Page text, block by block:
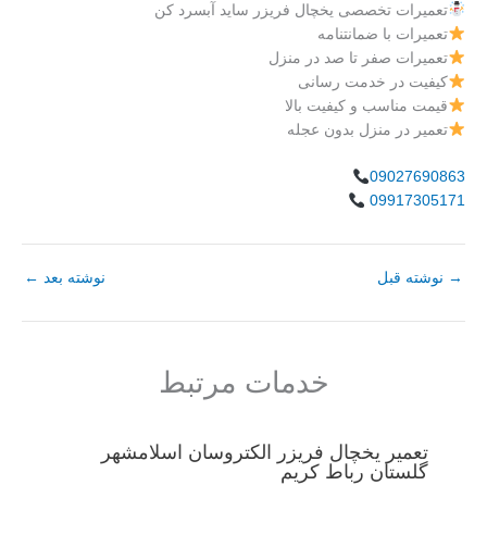
تعمیرات تخصصی یخچال فریزر ساید آبسرد کن
تعمیرات با ضمانتنامه
تعمیرات صفر تا صد در منزل
کیفیت در خدمت رسانی
قیمت مناسب و کیفیت بالا
تعمیر در منزل بدون عجله
09027690863
09917305171
→ نوشته قبل نوشته بعد ←
خدمات مرتبط
تعمیر یخچال فریزر الکتروسان اسلامشهر
گلستان رباط کریم